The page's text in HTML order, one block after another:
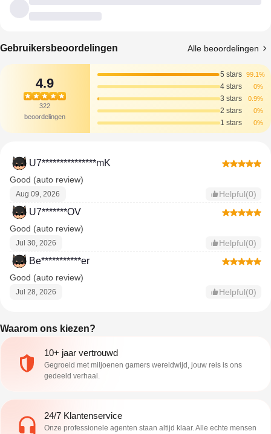
Gebruikersbeoordelingen Alle beoordelingen
4.9
322
beoordelingen
5 stars 99.1%
4 stars 0%
3 stars 0.9%
2 stars 0%
1 stars 0%
U7***************mK
Good (auto review)
Aug 09, 2026 Helpful(0)
U7*******OV
Good (auto review)
Jul 30, 2026 Helpful(0)
Be***********er
Good (auto review)
Jul 28, 2026 Helpful(0)
Waarom ons kiezen?
10+ jaar vertrouwd
Gegroeid met miljoenen gamers wereldwijd, jouw reis is ons
gedeeld verhaal.
24/7 Klantenservice
Onze professionele agenten staan altijd klaar. Alle echte mensen